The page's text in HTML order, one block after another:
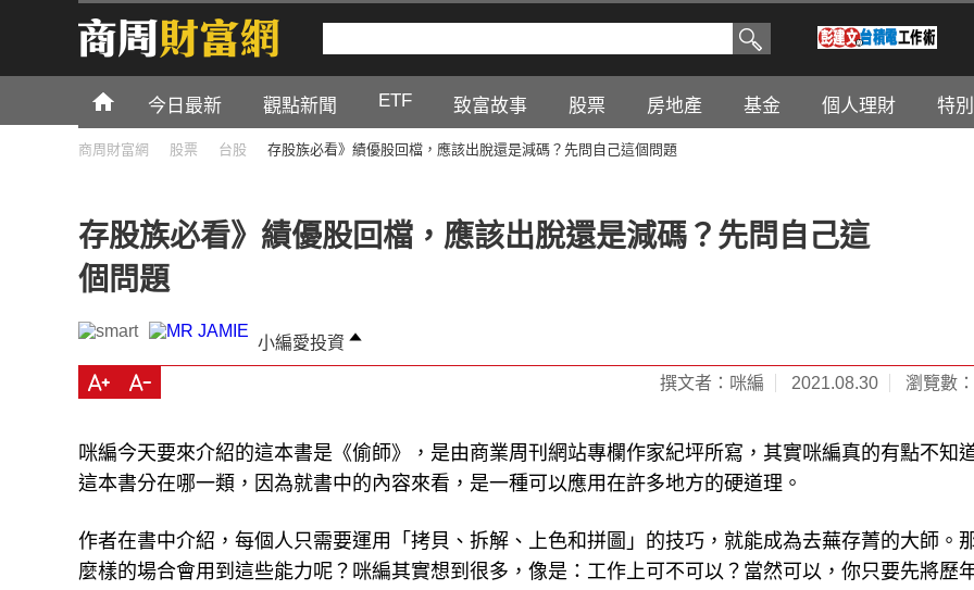
今日最新 觀點新聞 ETF 致富故事 股票 房地產 基金 個人理財 特
商周財富網 股票 台股 存股族必看》績優股回檔，應該出脫還是減碼？先問自己這個問題
存股族必看》績優股回檔，應該出脫還是減碼？先問自己這
個問題
小編愛投資
撰文者：咪編 2021.08.30 瀏覽數
咪編今天要來介紹的這本書是《偷師》，是由商業周刊網站專欄作家紀坪所寫，其實咪編真的有點不知
這本書分在哪一類，因為就書中的內容來看，是一種可以應用在許多地方的硬道理。
作者在書中介紹，每個人只需要運用「拷貝、拆解、上色和拼圖」的技巧，就能成為去蕪存菁的大師。
麼樣的場合會用到這些能力呢？咪編其實想到很多，像是：工作上可不可以？當然可以，你只要先將歷